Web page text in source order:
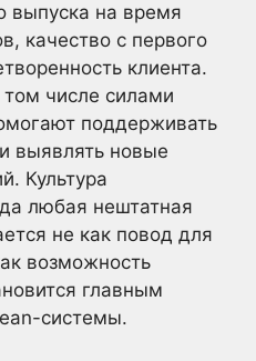
выпуска на время
качество с первого
клиента.
числе силами
поддерживать
выявлять новые
Культура
любая нештатная
не как повод для
возможность
главным
системы.